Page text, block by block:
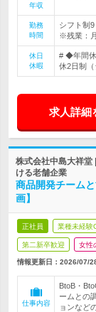
年収
勤務
時間
シフト制
※残業：
休日
休暇
# ◆年間休
休2日制
求人詳細
株式会社中島大祥堂
ける老舗企業
商品開発チーム
画】
正社員 業種未経験
第二新卒歓迎 女性
情報更新日：2026/07/
仕事内容
BtoB・
ームとの
ョンなど